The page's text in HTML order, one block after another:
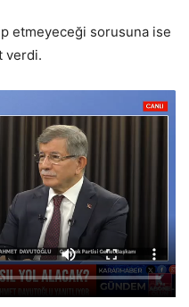
etmeyeceği sorusuna ise
verdi.